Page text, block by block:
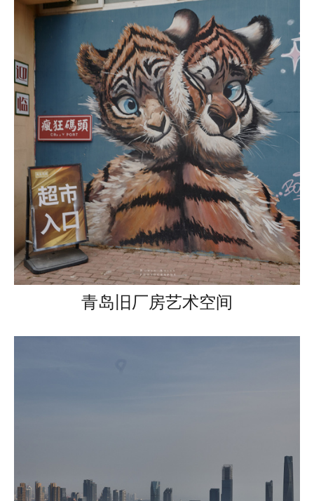
青岛旧厂房艺术空间